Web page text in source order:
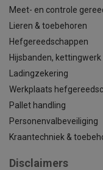
Meet- en controle
Lieren & toebehoren
Hefgereedschappen
Hijsbanden,
Ladingzekering
Werkplaats
Pallet handling
Personenvalbeveiliging
Kraantechniek &
Disclaimers